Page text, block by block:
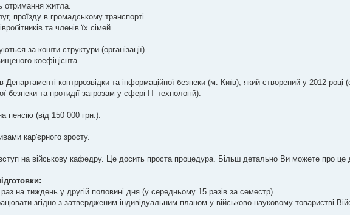
отримання житла.
проїзду в громадському транспорті.
та членів їх сімей.
за кошти структури (організації).
коефіцієнта.
контррозвідки та інформаційної безпеки (м. Київ), який створений у 2012 році
та протидії загрозам у сфері ІТ технологій).
пенсію (від 150 000 грн.).
кар'єрного зросту.
на військову кафедру. Це досить проста процедура. Більш детально Ви можете про це
на тиждень у другій половині дня (у середньому 15 разів за семестр).
згідно з затвердженим індивідуальним планом у військово-науковому товаристві